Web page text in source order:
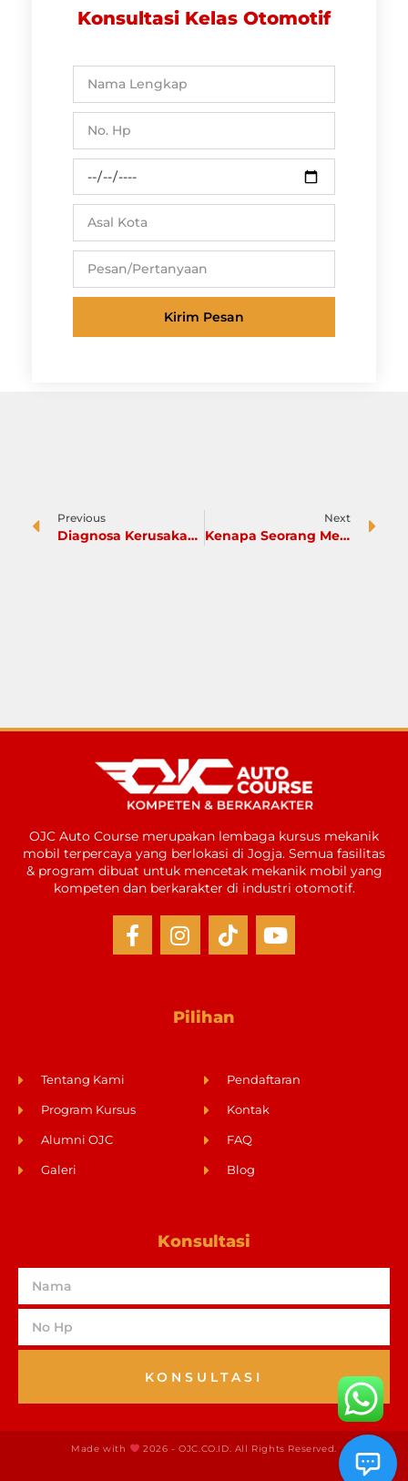
Konsultasi Kelas Otomotif
Kirim Pesan
Previous
Diagnosa Kerusakan Mobil, Skill yang Wajib Dimiliki Calon Mekanik
Next
Kenapa Seorang Mekanik Mobil Harus Punya Sertifikat Kompetensi?
OJC Auto Course merupakan lembaga kursus mekanik
mobil terpercaya yang berlokasi di Jogja. Semua fasilitas
& program dibuat untuk mencetak mekanik mobil yang
kompeten dan berkarakter di industri otomotif.
Pilihan
Tentang Kami
Program Kursus
Alumni OJC
Galeri
Pendaftaran
Kontak
FAQ
Blog
Konsultasi
KONSULTASI
Made with 2026 - OJC.CO.ID. All Rights Reserved.